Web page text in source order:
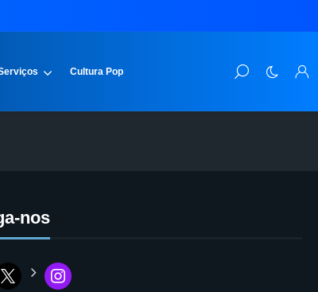
Cultura Pop
nos